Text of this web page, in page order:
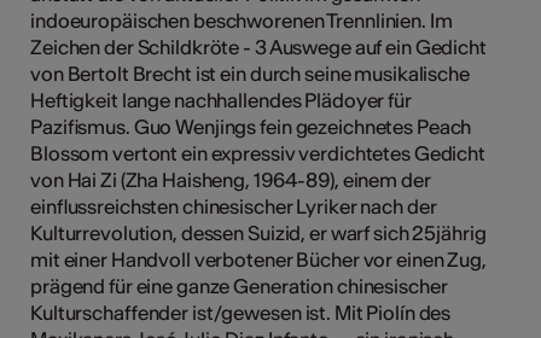
indoeuropäischen beschworenen Trennlinien. Im
Zeichen der Schildkröte - 3 Auswege auf ein Gedicht
von Bertolt Brecht ist ein durch seine musikalische
Heftigkeit lange nachhallendes Plädoyer für
Pazifismus. Guo Wenjings fein gezeichnetes Peach
Blossom vertont ein expressiv verdichtetes Gedicht
von Hai Zi (Zha Haisheng, 1964-89), einem der
einflussreichsten chinesischer Lyriker nach der
Kulturrevolution, dessen Suizid, er warf sich 25jährig
mit einer Handvoll verbotener Bücher vor einen Zug,
prägend für eine ganze Generation chinesischer
Kulturschaffender ist/gewesen ist. Mit Piolín des